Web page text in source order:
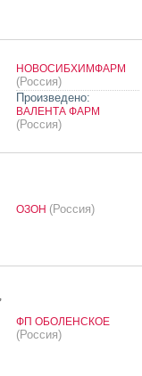
НОВОСИБХИМФАРМ
(Россия)
Произведено:
ВАЛЕНТА ФАРМ
(Россия)
ОЗОН (Россия)
ФП ОБОЛЕНСКОЕ
(Россия)